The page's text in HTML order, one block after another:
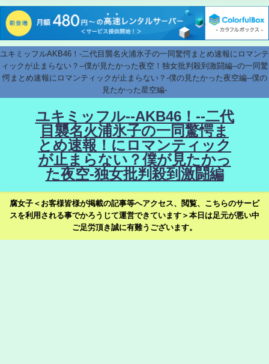
ユキミッフルAKB46！-二代目襲名火浦氷子の一同驚愕まとめ速報にロマンテ
ィックが止まらない？--僕が見たかった夜空！独女批判殺到激闘編--の一同驚
愕まとめ速報にロマンティックが止まらない？-僕の見たかった夜空編--僕の
見たかった星空編-
ユキミッフル--AKB46！--二代
目襲名火浦氷子の一同驚愕ま
とめ速報！にロマンティック
が止まらない？僕が見たかっ
た夜空-独女批判殺到激闘編
腐女子＜お客様皆様が掲載の記事等へアクセス、閲覧、こちらのサービ
スを利用される事でかろうじて運営できています＞本日は足元が悪い中
ご足労頂き誠に有難うございます。